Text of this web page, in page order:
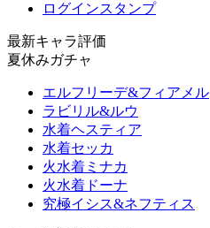
ログインスタンプ
最新キャラ評価
夏休みガチャ
エルフリーデ&フィアメル
ラビリル&ルウ
水着ヘスティア
水着セッカ
火水着ミナカ
火水着ドーナ
究極イシス&ネフティス